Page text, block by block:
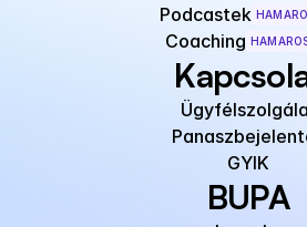
Podcastek
Coaching
GYIK
BUPA